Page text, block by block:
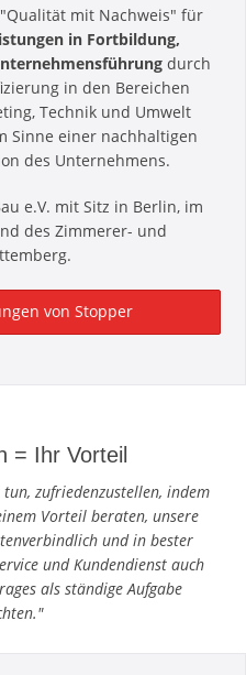
mit Nachweis" für
in Fortbildung,
durch
in den Bereichen
Technik und Umwelt
Sinne einer nachhaltigen
des Unternehmens.
e.V. mit Sitz in Berlin, im
des Zimmerer- und
von Stopper
= Ihr Vorteil
zufriedenzustellen, indem
Vorteil beraten, unsere
und in bester
und Kundendienst auch
als ständige Aufgabe